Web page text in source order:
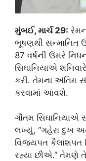
મુંબઈ, માર્ચ 29:
ભૂષણથી સન્માનિત
87 વર્ષની ઉંમરે
સિઘાનિયાએ
કરી. તેમના અંતિમ
કરવામાં આવશે.
ગૌતમ સિઘાનિયાએ
લખ્યું, “ગહેરા દુખ
વિજયપત કૈલાશપત
રહ્યા છીએ.” તેમણે